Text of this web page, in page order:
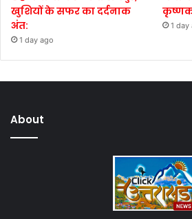
खुशियों के सफर का दर्दनाक
अंत:
1 day ago
1 day
About